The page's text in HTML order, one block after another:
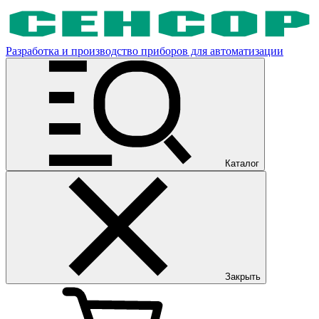
Разработка и производство приборов для автоматизации
Каталог
Закрыть